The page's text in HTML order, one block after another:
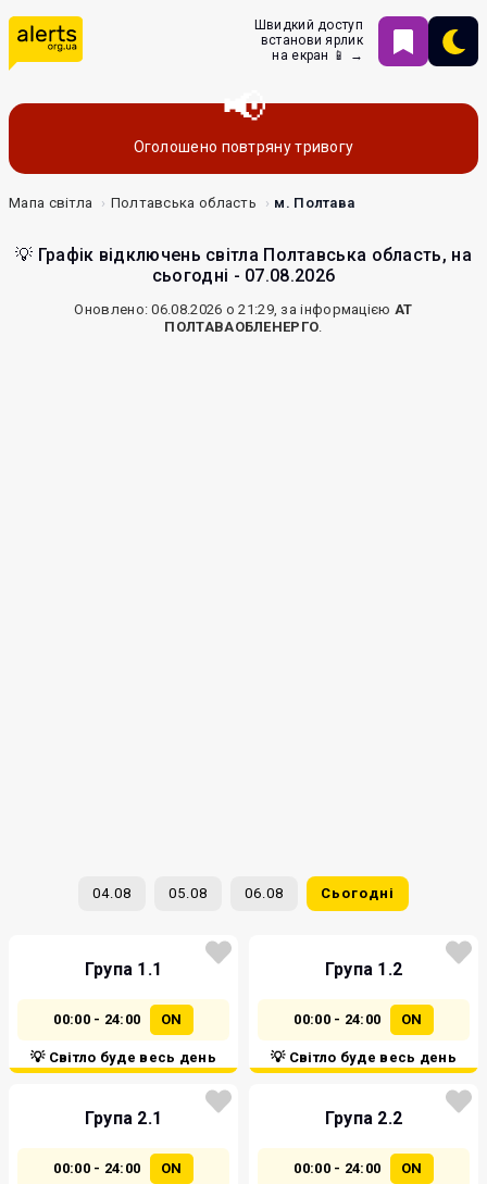
Швидкий доступ
встанови ярлик
на екран 📱 →
Оголошено повтряну тривогу
Мапа світла Полтавська область м. Полтава
💡 Графік відключень світла Полтавська область, на
сьогодні - 07.08.2026
Оновлено: 06.08.2026 о 21:29, за інформацією АТ
ПОЛТАВАОБЛЕНЕРГО.
04.08 05.08 06.08 Сьогодні
Група 1.1
00:00 - 24:00 ON
💡 Світло буде весь день
Група 1.2
00:00 - 24:00 ON
💡 Світло буде весь день
Група 2.1
00:00 - 24:00 ON
Група 2.2
00:00 - 24:00 ON